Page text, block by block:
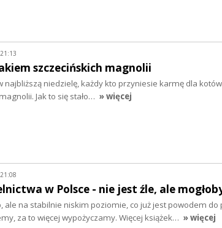
szczecińskich magnolii
najbliższą niedzielę, każdy kto przyniesie karmę dla
Jak to się stało… » więcej
w Polsce - nie jest źle, ale
ale na stabilnie niskim poziomie, co już jest powodem
za to więcej wypożyczamy. Więcej książek… » więcej